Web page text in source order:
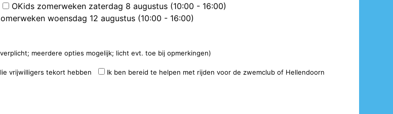
OKids zomerweken zaterdag 8 augustus (10:00 - 16:00)
woensdag 12 augustus (10:00 - 16:00)
meerdere opties mogelijk; licht evt. toe bij opmerkingen)
vrijwilligers tekort hebben
Ik ben bereid te helpen met rijden voor de zwemclub of Hellendoorn